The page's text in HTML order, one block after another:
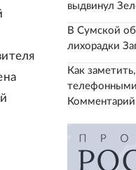
выдвинул
В Сумской
лихорадки
Как
Комментарий